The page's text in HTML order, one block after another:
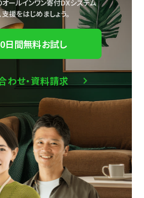
ールインワン寄付DXシステム
支援をはじめましょう。
日間無料お試し
わせ・資料請求